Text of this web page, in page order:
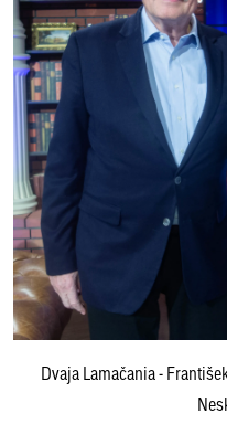
Dvaja Lamačania -